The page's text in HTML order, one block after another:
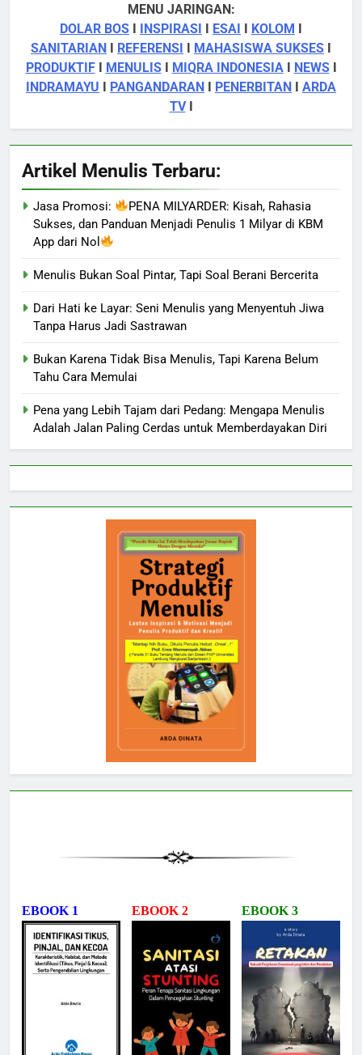
MENU JARINGAN:
DOLAR BOS I INSPIRASI I ESAI I KOLOM I
SANITARIAN I REFERENSI I MAHASISWA SUKSES I
PRODUKTIFI MENULISI MIQRA INDONESIAI NEWSI
INDRAMAYU I PANGANDARAN I PENERBITAN I ARDA
TVI
Artikel Menulis Terbaru:
Jasa Promosi:
PENA MILYARDER: Kisah, Rahasia
Sukses, dan Panduan Menjadi Penulis 1 Milyar di KBM
App dari Nol
Menulis Bukan Soal Pintar, Tapi Soal Berani Bercerita
Dari Hati ke Layar: Seni Menulis yang Menyentuh Jiwa
Tanpa Harus Jadi Sastrawan
Bukan Karena Tidak Bisa Menulis, Tapi Karena Belum
Tahu Cara Memulai
Pena yang Lebih Tajam dari Pedang: Mengapa Menulis
Adalah Jalan Paling Cerdas untuk Memberdayakan Diri
EBOOK 1 EBOOK 2 EBOOK 3